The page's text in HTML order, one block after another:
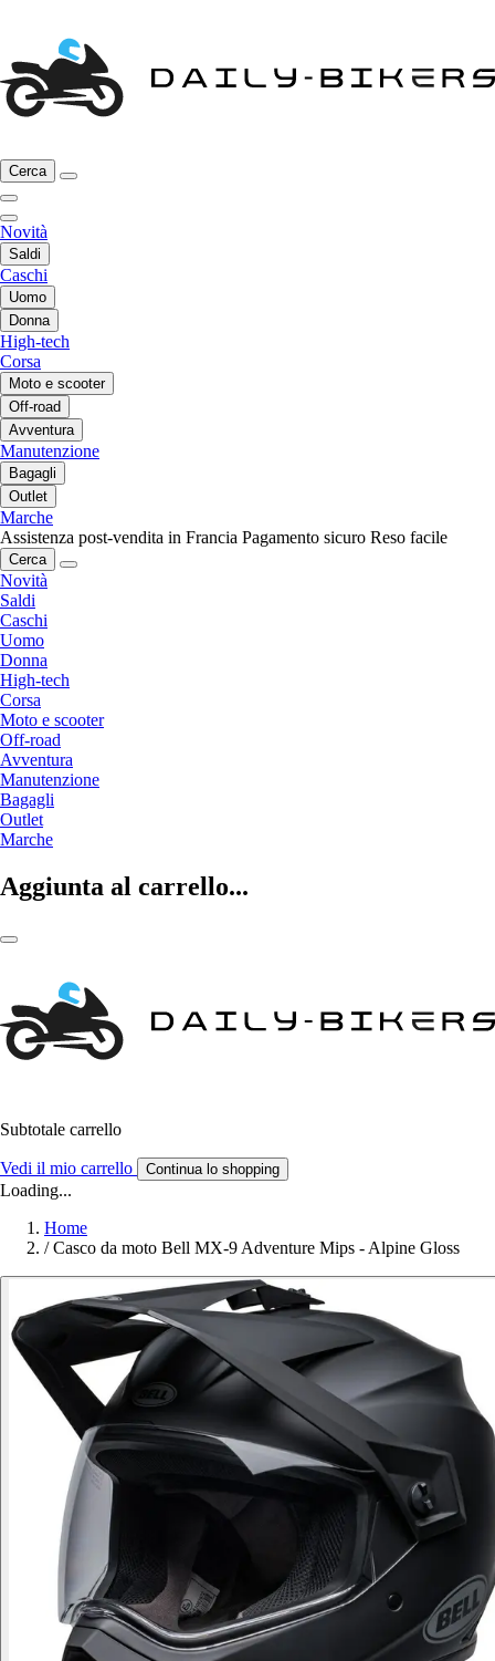
Cerca
Novità
Saldi
Caschi
Uomo
Donna
High-tech
Corsa
Moto e scooter
Off-road
Avventura
Manutenzione
Bagagli
Outlet
Marche
Assistenza post-vendita in Francia Pagamento sicuro Reso facile
Cerca
Novità
Saldi
Caschi
Uomo
Donna
High-tech
Corsa
Moto e scooter
Off-road
Avventura
Manutenzione
Bagagli
Outlet
Marche
Aggiunta al carrello...
Subtotale carrello
Vedi il mio carrello Continua lo shopping
Loading...
Home
/ Casco da moto Bell MX-9 Adventure Mips - Alpine Gloss